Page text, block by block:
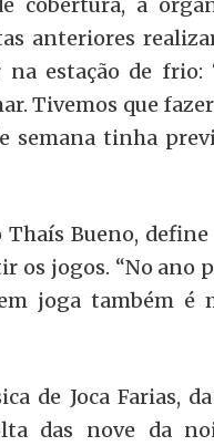
anteriores
estação de frio:
Tivemos que
semana tinha
Bueno,
os jogos. “No ano
joga também é
de Joca Farias,
das nove da